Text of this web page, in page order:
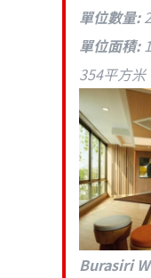
單位數量:
單位面積:
354平方米
Burasiri